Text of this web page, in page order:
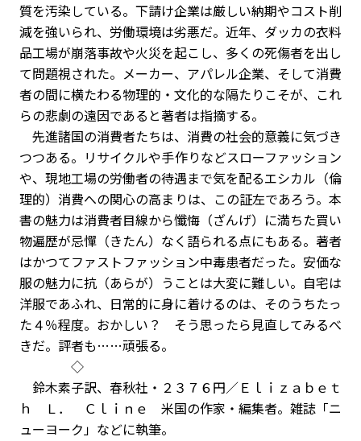
質を汚染している。下請け企業は厳しい納期やコスト削
減を強いられ、労働環境は劣悪だ。近年、ダッカの衣料
品工場が崩落事故や火災を起こし、多くの死傷者を出し
て問題視された。メーカー、アパレル企業、そして消費
者の間に横たわる物理的・文化的な隔たりこそが、これ
らの悲劇の遠因であると著者は指摘する。
先進諸国の消費者たちは、消費の社会的意義に気づき
つつある。リサイクルや手作りなどスローファッション
や、現地工場の労働者の待遇まで気を配るエシカル（倫
理的）消費への関心の高まりは、この証左であろう。本
書の魅力は消費者目線から懺悔（ざんげ）に満ちた買い
物遍歴が忌憚（きたん）なく語られる点にもある。著者
はかつてファストファッション中毒患者だった。安価な
服の魅力に抗（あらが）うことは大変に難しい。自宅は
洋服であふれ、日常的に身に着けるのは、そのうちたっ
た４％程度。おかしい？ そう思ったら見直してみるべ
きだ。評者も……頑張る。
◇
鈴木素子訳、春秋社・２３７６円／Ｅｌｉｚａｂｅｔ
ｈ Ｌ． Ｃｌｉｎｅ 米国の作家・編集者。雑誌「ニ
ューヨーク」などに執筆。